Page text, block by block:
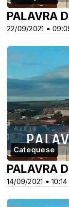
22/09/2021 •
PALAVRA
Catequese
14/09/2021 • 10:14
PALAVRA